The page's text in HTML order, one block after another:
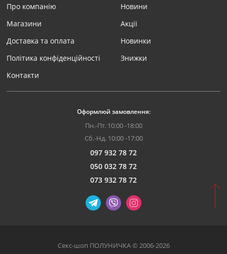
Про компанію
Магазини
Доставка та оплата
Політика конфіденційності
Контакти
Новини
Акції
Новинки
Знижки
Оформлюй замовлення:
Пн.-Пт. 10:00 -18:00
Сб.-Нд. 10:00 -17:00
097 932 78 72
050 032 78 72
073 932 78 72
Секс-шоп ПОЛУНИЧКА © 2006-2026